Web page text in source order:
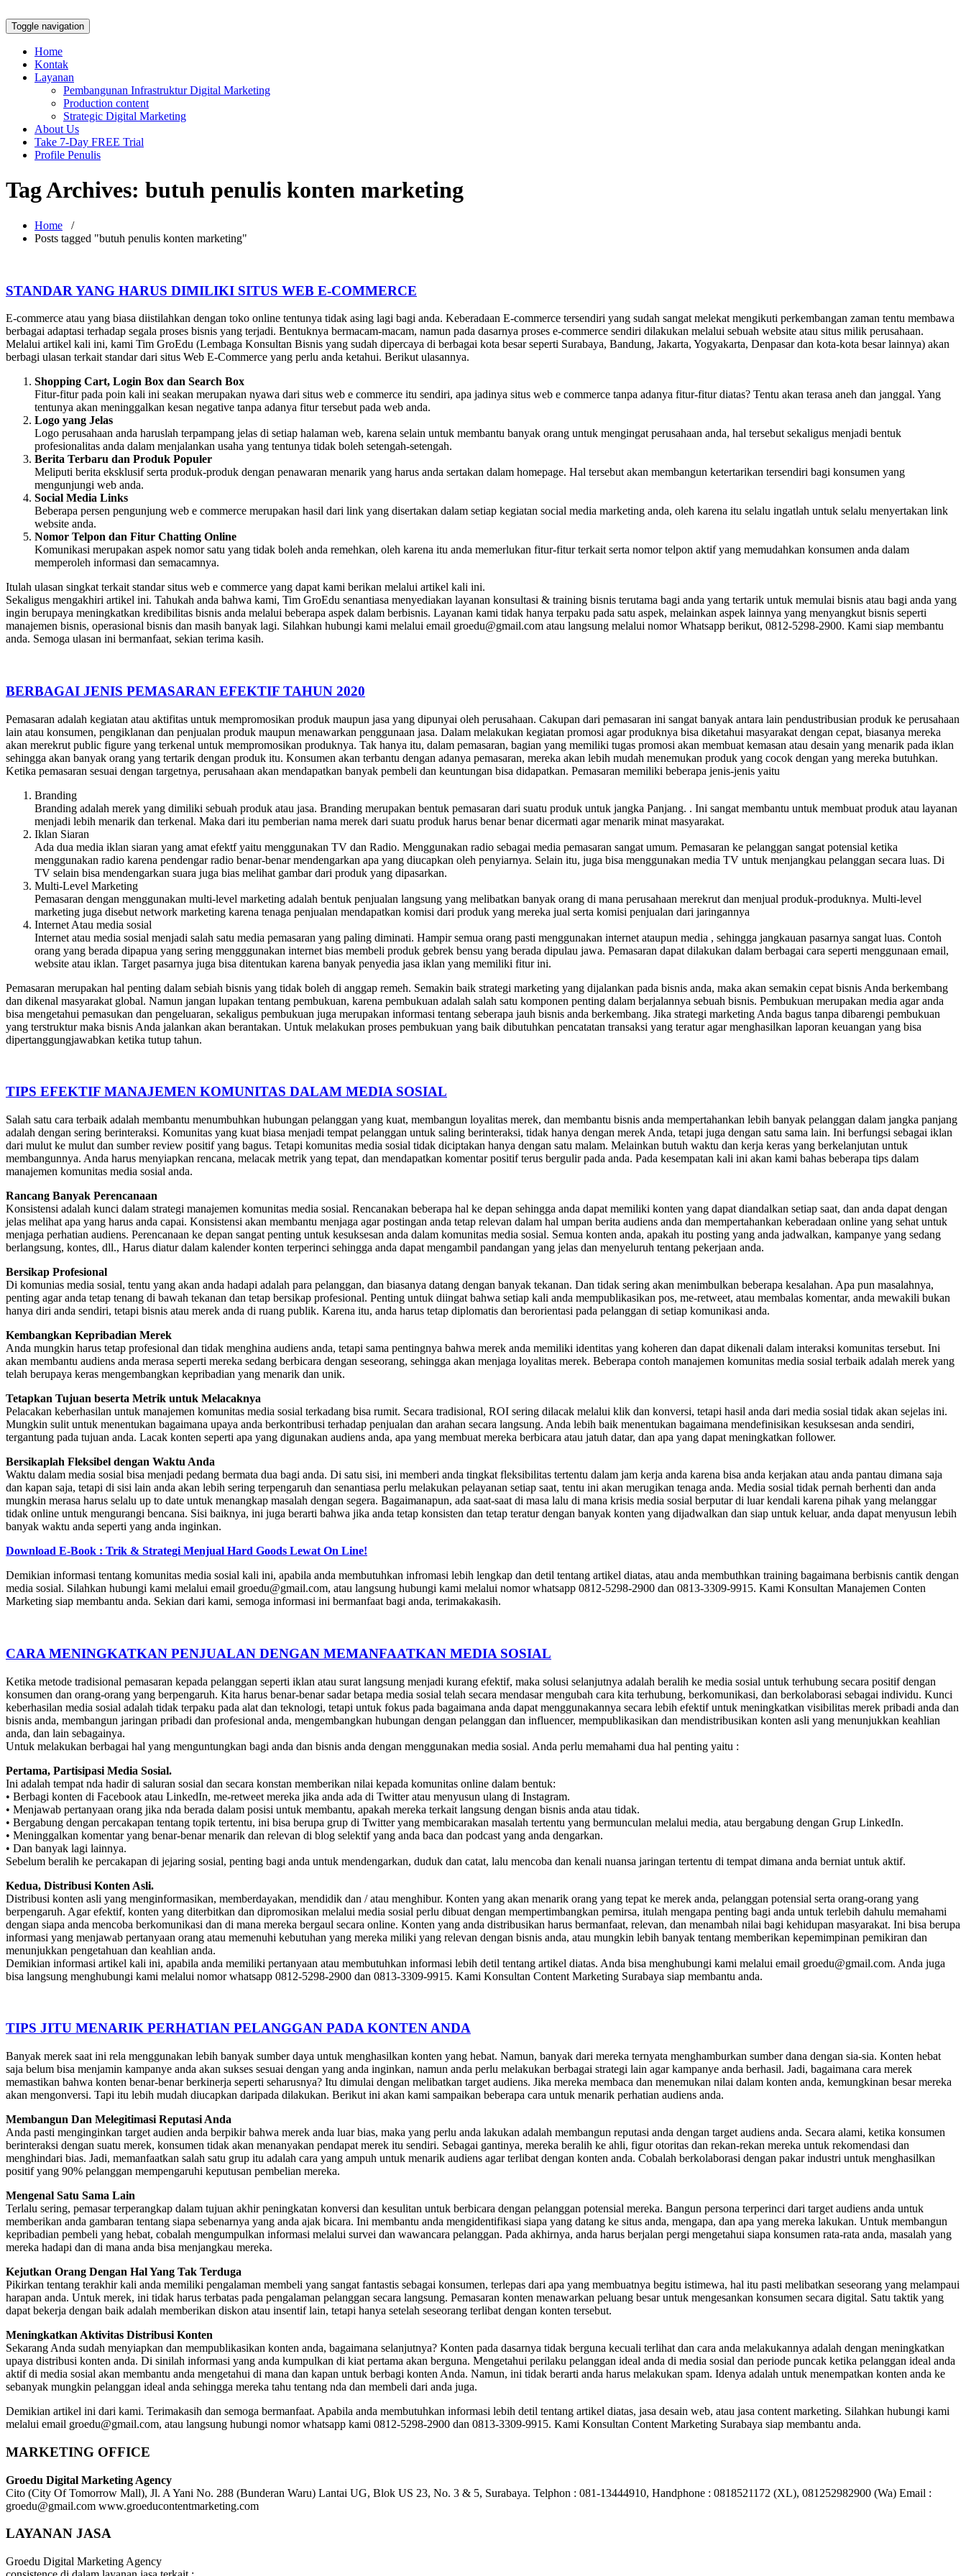
Toggle navigation
Home
Kontak
Layanan
Pembangunan Infrastruktur Digital Marketing
Production content
Strategic Digital Marketing
About Us
Take 7-Day FREE Trial
Profile Penulis
Tag Archives: butuh penulis konten marketing
Home /
Posts tagged "butuh penulis konten marketing"
STANDAR YANG HARUS DIMILIKI SITUS WEB E-COMMERCE
E-commerce atau yang biasa diistilahkan dengan toko online tentunya tidak asing lagi bagi anda. Keberadaan E-commerce tersendiri yang sudah sangat melekat mengikuti perkembangan zaman tentu membawa
berbagai adaptasi terhadap segala proses bisnis yang terjadi. Bentuknya bermacam-macam, namun pada dasarnya proses e-commerce sendiri dilakukan melalui sebuah website atau situs milik perusahaan.
Melalui artikel kali ini, kami Tim GroEdu (Lembaga Konsultan Bisnis yang sudah dipercaya di berbagai kota besar seperti Surabaya, Bandung, Jakarta, Yogyakarta, Denpasar dan kota-kota besar lainnya) akan
berbagi ulasan terkait standar dari situs Web E-Commerce yang perlu anda ketahui. Berikut ulasannya.
Shopping Cart, Login Box dan Search Box
Fitur-fitur pada poin kali ini seakan merupakan nyawa dari situs web e commerce itu sendiri, apa jadinya situs web e commerce tanpa adanya fitur-fitur diatas? Tentu akan terasa aneh dan janggal. Yang
tentunya akan meninggalkan kesan negative tanpa adanya fitur tersebut pada web anda.
Logo yang Jelas
Logo perusahaan anda haruslah terpampang jelas di setiap halaman web, karena selain untuk membantu banyak orang untuk mengingat perusahaan anda, hal tersebut sekaligus menjadi bentuk
profesionalitas anda dalam menjalankan usaha yang tentunya tidak boleh setengah-setengah.
Berita Terbaru dan Produk Populer
Meliputi berita eksklusif serta produk-produk dengan penawaran menarik yang harus anda sertakan dalam homepage. Hal tersebut akan membangun ketertarikan tersendiri bagi konsumen yang
mengunjungi web anda.
Social Media Links
Beberapa persen pengunjung web e commerce merupakan hasil dari link yang disertakan dalam setiap kegiatan social media marketing anda, oleh karena itu selalu ingatlah untuk selalu menyertakan link
website anda.
Nomor Telpon dan Fitur Chatting Online
Komunikasi merupakan aspek nomor satu yang tidak boleh anda remehkan, oleh karena itu anda memerlukan fitur-fitur terkait serta nomor telpon aktif yang memudahkan konsumen anda dalam
memperoleh informasi dan semacamnya.
Itulah ulasan singkat terkait standar situs web e commerce yang dapat kami berikan melalui artikel kali ini.
Sekaligus mengakhiri artikel ini. Tahukah anda bahwa kami, Tim GroEdu senantiasa menyediakan layanan konsultasi & training bisnis terutama bagi anda yang tertarik untuk memulai bisnis atau bagi anda yang
ingin berupaya meningkatkan kredibilitas bisnis anda melalui beberapa aspek dalam berbisnis. Layanan kami tidak hanya terpaku pada satu aspek, melainkan aspek lainnya yang menyangkut bisnis seperti
manajemen bisnis, operasional bisnis dan masih banyak lagi. Silahkan hubungi kami melalui email groedu@gmail.com atau langsung melalui nomor Whatsapp berikut, 0812-5298-2900. Kami siap membantu
anda. Semoga ulasan ini bermanfaat, sekian terima kasih.
BERBAGAI JENIS PEMASARAN EFEKTIF TAHUN 2020
Pemasaran adalah kegiatan atau aktifitas untuk mempromosikan produk maupun jasa yang dipunyai oleh perusahaan. Cakupan dari pemasaran ini sangat banyak antara lain pendustribusian produk ke perusahaan
lain atau konsumen, pengiklanan dan penjualan produk maupun menawarkan penggunaan jasa. Dalam melakukan kegiatan promosi agar produknya bisa diketahui masyarakat dengan cepat, biasanya mereka
akan merekrut public figure yang terkenal untuk mempromosikan produknya. Tak hanya itu, dalam pemasaran, bagian yang memiliki tugas promosi akan membuat kemasan atau desain yang menarik pada iklan
sehingga akan banyak orang yang tertarik dengan produk itu. Konsumen akan terbantu dengan adanya pemasaran, mereka akan lebih mudah menemukan produk yang cocok dengan yang mereka butuhkan.
Ketika pemasaran sesuai dengan targetnya, perusahaan akan mendapatkan banyak pembeli dan keuntungan bisa didapatkan. Pemasaran memiliki beberapa jenis-jenis yaitu
Branding
Branding adalah merek yang dimiliki sebuah produk atau jasa. Branding merupakan bentuk pemasaran dari suatu produk untuk jangka Panjang. . Ini sangat membantu untuk membuat produk atau layanan
menjadi lebih menarik dan terkenal. Maka dari itu pemberian nama merek dari suatu produk harus benar benar dicermati agar menarik minat masyarakat.
Iklan Siaran
Ada dua media iklan siaran yang amat efektf yaitu menggunakan TV dan Radio. Menggunakan radio sebagai media pemasaran sangat umum. Pemasaran ke pelanggan sangat potensial ketika
menggunakan radio karena pendengar radio benar-benar mendengarkan apa yang diucapkan oleh penyiarnya. Selain itu, juga bisa menggunakan media TV untuk menjangkau pelanggan secara luas. Di
TV selain bisa mendengarkan suara juga bias melihat gambar dari produk yang dipasarkan.
Multi-Level Marketing
Pemasaran dengan menggunakan multi-level marketing adalah bentuk penjualan langsung yang melibatkan banyak orang di mana perusahaan merekrut dan menjual produk-produknya. Multi-level
marketing juga disebut network marketing karena tenaga penjualan mendapatkan komisi dari produk yang mereka jual serta komisi penjualan dari jaringannya
Internet Atau media sosial
Internet atau media sosial menjadi salah satu media pemasaran yang paling diminati. Hampir semua orang pasti menggunakan internet ataupun media , sehingga jangkauan pasarnya sangat luas. Contoh
orang yang berada dipapua yang sering mengggunakan internet bias membeli produk gebrek bensu yang berada dipulau jawa. Pemasaran dapat dilakukan dalam berbagai cara seperti menggunaan email,
website atau iklan. Target pasarnya juga bisa ditentukan karena banyak penyedia jasa iklan yang memiliki fitur ini.
Pemasaran merupakan hal penting dalam sebiah bisnis yang tidak boleh di anggap remeh. Semakin baik strategi marketing yang dijalankan pada bisnis anda, maka akan semakin cepat bisnis Anda berkembang
dan dikenal masyarakat global. Namun jangan lupakan tentang pembukuan, karena pembukuan adalah salah satu komponen penting dalam berjalannya sebuah bisnis. Pembukuan merupakan media agar anda
bisa mengetahui pemasukan dan pengeluaran, sekaligus pembukuan juga merupakan informasi tentang seberapa jauh bisnis anda berkembang. Jika strategi marketing Anda bagus tanpa dibarengi pembukuan
yang terstruktur maka bisnis Anda jalankan akan berantakan. Untuk melakukan proses pembukuan yang baik dibutuhkan pencatatan transaksi yang teratur agar menghasilkan laporan keuangan yang bisa
dipertanggungjawabkan ketika tutup tahun.
TIPS EFEKTIF MANAJEMEN KOMUNITAS DALAM MEDIA SOSIAL
Salah satu cara terbaik adalah membantu menumbuhkan hubungan pelanggan yang kuat, membangun loyalitas merek, dan membantu bisnis anda mempertahankan lebih banyak pelanggan dalam jangka panjang
adalah dengan sering berinteraksi. Komunitas yang kuat biasa menjadi tempat pelanggan untuk saling berinteraksi, tidak hanya dengan merek Anda, tetapi juga dengan satu sama lain. Ini berfungsi sebagai iklan
dari mulut ke mulut dan sumber review positif yang bagus. Tetapi komunitas media sosial tidak diciptakan hanya dengan satu malam. Melainkan butuh waktu dan kerja keras yang berkelanjutan untuk
membangunnya. Anda harus menyiapkan rencana, melacak metrik yang tepat, dan mendapatkan komentar positif terus bergulir pada anda. Pada kesempatan kali ini akan kami bahas beberapa tips dalam
manajemen komunitas media sosial anda.
Rancang Banyak Perencanaan
Konsistensi adalah kunci dalam strategi manajemen komunitas media sosial. Rencanakan beberapa hal ke depan sehingga anda dapat memiliki konten yang dapat diandalkan setiap saat, dan anda dapat dengan
jelas melihat apa yang harus anda capai. Konsistensi akan membantu menjaga agar postingan anda tetap relevan dalam hal umpan berita audiens anda dan mempertahankan keberadaan online yang sehat untuk
menjaga perhatian audiens. Perencanaan ke depan sangat penting untuk kesuksesan anda dalam komunitas media sosial. Semua konten anda, apakah itu posting yang anda jadwalkan, kampanye yang sedang
berlangsung, kontes, dll., Harus diatur dalam kalender konten terperinci sehingga anda dapat mengambil pandangan yang jelas dan menyeluruh tentang pekerjaan anda.
Bersikap Profesional
Di komunias media sosial, tentu yang akan anda hadapi adalah para pelanggan, dan biasanya datang dengan banyak tekanan. Dan tidak sering akan menimbulkan beberapa kesalahan. Apa pun masalahnya,
penting agar anda tetap tenang di bawah tekanan dan tetap bersikap profesional. Penting untuk diingat bahwa setiap kali anda mempublikasikan pos, me-retweet, atau membalas komentar, anda mewakili bukan
hanya diri anda sendiri, tetapi bisnis atau merek anda di ruang publik. Karena itu, anda harus tetap diplomatis dan berorientasi pada pelanggan di setiap komunikasi anda.
Kembangkan Kepribadian Merek
Anda mungkin harus tetap profesional dan tidak menghina audiens anda, tetapi sama pentingnya bahwa merek anda memiliki identitas yang koheren dan dapat dikenali dalam interaksi komunitas tersebut. Ini
akan membantu audiens anda merasa seperti mereka sedang berbicara dengan seseorang, sehingga akan menjaga loyalitas merek. Beberapa contoh manajemen komunitas media sosial terbaik adalah merek yang
telah berupaya keras mengembangkan kepribadian yang menarik dan unik.
Tetapkan Tujuan beserta Metrik untuk Melacaknya
Pelacakan keberhasilan untuk manajemen komunitas media sosial terkadang bisa rumit. Secara tradisional, ROI sering dilacak melalui klik dan konversi, tetapi hasil anda dari media sosial tidak akan sejelas ini.
Mungkin sulit untuk menentukan bagaimana upaya anda berkontribusi terhadap penjualan dan arahan secara langsung. Anda lebih baik menentukan bagaimana mendefinisikan kesuksesan anda sendiri,
tergantung pada tujuan anda. Lacak konten seperti apa yang digunakan audiens anda, apa yang membuat mereka berbicara atau jatuh datar, dan apa yang dapat meningkatkan follower.
Bersikaplah Fleksibel dengan Waktu Anda
Waktu dalam media sosial bisa menjadi pedang bermata dua bagi anda. Di satu sisi, ini memberi anda tingkat fleksibilitas tertentu dalam jam kerja anda karena bisa anda kerjakan atau anda pantau dimana saja
dan kapan saja, tetapi di sisi lain anda akan lebih sering terpengaruh dan senantiasa perlu melakukan pelayanan setiap saat, tentu ini akan merugikan tenaga anda. Media sosial tidak pernah berhenti dan anda
mungkin merasa harus selalu up to date untuk menangkap masalah dengan segera. Bagaimanapun, ada saat-saat di masa lalu di mana krisis media sosial berputar di luar kendali karena pihak yang melanggar
tidak online untuk mengurangi bencana. Sisi baiknya, ini juga berarti bahwa jika anda tetap konsisten dan tetap teratur dengan banyak konten yang dijadwalkan dan siap untuk keluar, anda dapat menyusun lebih
banyak waktu anda seperti yang anda inginkan.
Download E-Book : Trik & Strategi Menjual Hard Goods Lewat On Line!
Demikian informasi tentang komunitas media sosial kali ini, apabila anda membutuhkan infromasi lebih lengkap dan detil tentang artikel diatas, atau anda membuthkan training bagaimana berbisnis cantik dengan
media sosial. Silahkan hubungi kami melalui email groedu@gmail.com, atau langsung hubungi kami melalui nomor whatsapp 0812-5298-2900 dan 0813-3309-9915. Kami Konsultan Manajemen Conten
Marketing siap membantu anda. Sekian dari kami, semoga informasi ini bermanfaat bagi anda, terimakakasih.
CARA MENINGKATKAN PENJUALAN DENGAN MEMANFAATKAN MEDIA SOSIAL
Ketika metode tradisional pemasaran kepada pelanggan seperti iklan atau surat langsung menjadi kurang efektif, maka solusi selanjutnya adalah beralih ke media sosial untuk terhubung secara positif dengan
konsumen dan orang-orang yang berpengaruh. Kita harus benar-benar sadar betapa media sosial telah secara mendasar mengubah cara kita terhubung, berkomunikasi, dan berkolaborasi sebagai individu. Kunci
keberhasilan media sosial adalah tidak terpaku pada alat dan teknologi, tetapi untuk fokus pada bagaimana anda dapat menggunakannya secara lebih efektif untuk meningkatkan visibilitas merek pribadi anda dan
bisnis anda, membangun jaringan pribadi dan profesional anda, mengembangkan hubungan dengan pelanggan dan influencer, mempublikasikan dan mendistribusikan konten asli yang menunjukkan keahlian
anda, dan lain sebagainya.
Untuk melakukan berbagai hal yang menguntungkan bagi anda dan bisnis anda dengan menggunakan media sosial. Anda perlu memahami dua hal penting yaitu :
Pertama, Partisipasi Media Sosial.
Ini adalah tempat nda hadir di saluran sosial dan secara konstan memberikan nilai kepada komunitas online dalam bentuk:
• Berbagi konten di Facebook atau LinkedIn, me-retweet mereka jika anda ada di Twitter atau menyusun ulang di Instagram.
• Menjawab pertanyaan orang jika nda berada dalam posisi untuk membantu, apakah mereka terkait langsung dengan bisnis anda atau tidak.
• Bergabung dengan percakapan tentang topik tertentu, ini bisa berupa grup di Twitter yang membicarakan masalah tertentu yang bermunculan melalui media, atau bergabung dengan Grup LinkedIn.
• Meninggalkan komentar yang benar-benar menarik dan relevan di blog selektif yang anda baca dan podcast yang anda dengarkan.
• Dan banyak lagi lainnya.
Sebelum beralih ke percakapan di jejaring sosial, penting bagi anda untuk mendengarkan, duduk dan catat, lalu mencoba dan kenali nuansa jaringan tertentu di tempat dimana anda berniat untuk aktif.
Kedua, Distribusi Konten Asli.
Distribusi konten asli yang menginformasikan, memberdayakan, mendidik dan / atau menghibur. Konten yang akan menarik orang yang tepat ke merek anda, pelanggan potensial serta orang-orang yang
berpengaruh. Agar efektif, konten yang diterbitkan dan dipromosikan melalui media sosial perlu dibuat dengan mempertimbangkan pemirsa, itulah mengapa penting bagi anda untuk terlebih dahulu memahami
dengan siapa anda mencoba berkomunikasi dan di mana mereka bergaul secara online. Konten yang anda distribusikan harus bermanfaat, relevan, dan menambah nilai bagi kehidupan masyarakat. Ini bisa berupa
informasi yang menjawab pertanyaan orang atau memenuhi kebutuhan yang mereka miliki yang relevan dengan bisnis anda, atau mungkin lebih banyak tentang memberikan kepemimpinan pemikiran dan
menunjukkan pengetahuan dan keahlian anda.
Demikian informasi artikel kali ini, apabila anda memiliki pertanyaan atau membutuhkan informasi lebih detil tentang artikel diatas. Anda bisa menghubungi kami melalui email groedu@gmail.com. Anda juga
bisa langsung menghubungi kami melalui nomor whatsapp 0812-5298-2900 dan 0813-3309-9915. Kami Konsultan Content Marketing Surabaya siap membantu anda.
TIPS JITU MENARIK PERHATIAN PELANGGAN PADA KONTEN ANDA
Banyak merek saat ini rela menggunakan lebih banyak sumber daya untuk menghasilkan konten yang hebat. Namun, banyak dari mereka ternyata menghamburkan sumber dana dengan sia-sia. Konten hebat
saja belum bisa menjamin kampanye anda akan sukses sesuai dengan yang anda inginkan, namun anda perlu melakukan berbagai strategi lain agar kampanye anda berhasil. Jadi, bagaimana cara merek
memastikan bahwa konten benar-benar berkinerja seperti seharusnya? Itu dimulai dengan melibatkan target audiens. Jika mereka membaca dan menemukan nilai dalam konten anda, kemungkinan besar mereka
akan mengonversi. Tapi itu lebih mudah diucapkan daripada dilakukan. Berikut ini akan kami sampaikan beberapa cara untuk menarik perhatian audiens anda.
Membangun Dan Melegitimasi Reputasi Anda
Anda pasti menginginkan target audien anda berpikir bahwa merek anda luar bias, maka yang perlu anda lakukan adalah membangun reputasi anda dengan target audiens anda. Secara alami, ketika konsumen
berinteraksi dengan suatu merek, konsumen tidak akan menanyakan pendapat merek itu sendiri. Sebagai gantinya, mereka beralih ke ahli, figur otoritas dan rekan-rekan mereka untuk rekomendasi dan
menghindari bias. Jadi, memanfaatkan salah satu grup itu adalah cara yang ampuh untuk menarik audiens agar terlibat dengan konten anda. Cobalah berkolaborasi dengan pakar industri untuk menghasilkan
positif yang 90% pelanggan mempengaruhi keputusan pembelian mereka.
Mengenal Satu Sama Lain
Terlalu sering, pemasar terperangkap dalam tujuan akhir peningkatan konversi dan kesulitan untuk berbicara dengan pelanggan potensial mereka. Bangun persona terperinci dari target audiens anda untuk
memberikan anda gambaran tentang siapa sebenarnya yang anda ajak bicara. Ini membantu anda mengidentifikasi siapa yang datang ke situs anda, mengapa, dan apa yang mereka lakukan. Untuk membangun
kepribadian pembeli yang hebat, cobalah mengumpulkan informasi melalui survei dan wawancara pelanggan. Pada akhirnya, anda harus berjalan pergi mengetahui siapa konsumen rata-rata anda, masalah yang
mereka hadapi dan di mana anda bisa menjangkau mereka.
Kejutkan Orang Dengan Hal Yang Tak Terduga
Pikirkan tentang terakhir kali anda memiliki pengalaman membeli yang sangat fantastis sebagai konsumen, terlepas dari apa yang membuatnya begitu istimewa, hal itu pasti melibatkan seseorang yang melampaui
harapan anda. Untuk merek, ini tidak harus terbatas pada pengalaman pelanggan secara langsung. Pemasaran konten menawarkan peluang besar untuk mengesankan konsumen secara digital. Satu taktik yang
dapat bekerja dengan baik adalah memberikan diskon atau insentif lain, tetapi hanya setelah seseorang terlibat dengan konten tersebut.
Meningkatkan Aktivitas Distribusi Konten
Sekarang Anda sudah menyiapkan dan mempublikasikan konten anda, bagaimana selanjutnya? Konten pada dasarnya tidak berguna kecuali terlihat dan cara anda melakukannya adalah dengan meningkatkan
upaya distribusi konten anda. Di sinilah informasi yang anda kumpulkan di kiat pertama akan berguna. Mengetahui perilaku pelanggan ideal anda di media sosial dan periode puncak ketika pelanggan ideal anda
aktif di media sosial akan membantu anda mengetahui di mana dan kapan untuk berbagi konten Anda. Namun, ini tidak berarti anda harus melakukan spam. Idenya adalah untuk menempatkan konten anda ke
sebanyak mungkin pelanggan ideal anda sehingga mereka tahu tentang nda dan membeli dari anda juga.
Demikian artikel ini dari kami. Terimakasih dan semoga bermanfaat. Apabila anda membutuhkan informasi lebih detil tentang artikel diatas, jasa desain web, atau jasa content marketing. Silahkan hubungi kami
melalui email groedu@gmail.com, atau langsung hubungi nomor whatsapp kami 0812-5298-2900 dan 0813-3309-9915. Kami Konsultan Content Marketing Surabaya siap membantu anda.
MARKETING OFFICE
Groedu Digital Marketing Agency
Cito (City Of Tomorrow Mall), Jl. A Yani No. 288 (Bunderan Waru) Lantai UG, Blok US 23, No. 3 & 5, Surabaya. Telphon : 081-13444910, Handphone : 0818521172 (XL), 081252982900 (Wa) Email :
groedu@gmail.com www.groeducontentmarketing.com
LAYANAN JASA
Groedu Digital Marketing Agency